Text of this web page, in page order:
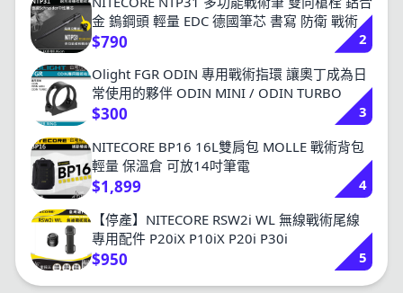
金 鎢鋼頭 輕量 EDC 德國筆芯 書寫 防衛 戰術
$790
2
Olight FGR ODIN 專用戰術指環 讓奧丁成為日
常使用的夥伴 ODIN MINI / ODIN TURBO
$300
3
NITECORE BP16 16L雙肩包 MOLLE 戰術背包
輕量 保溫倉 可放14吋筆電
$1,899
4
【停產】NITECORE RSW2i WL 無線戰術尾線
專用配件 P20iX P10iX P20i P30i
$950 5